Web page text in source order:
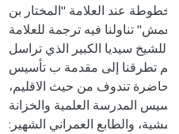
عند العلامة "المختار بن
بلعمش" تناولنا فيه ترجمة للعلامة
للشيخ سيديا الكبير الذي تراسل
ثم تطرقنا إلى مقدمة ب تأسيس
حاضرة تندوف من حيث الاقليم،
تأسيس المدرسة العلمية والخزانة
والطابع العمراني الشهير: